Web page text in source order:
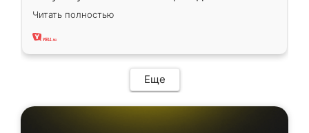
вполне довольна. Служит кухня уже почти
два года, нареканий нет.
Читать полностью
Еще